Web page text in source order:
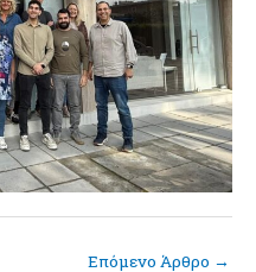
Επόμενο Άρθρο →